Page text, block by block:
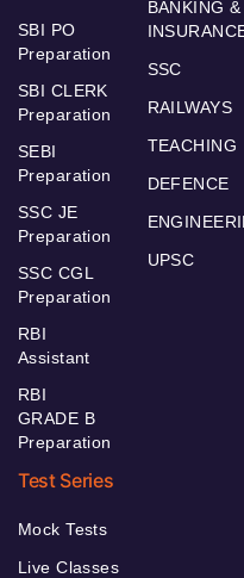
SBI PO
Preparation
SBI CLERK
Preparation
SEBI
Preparation
SSC JE
Preparation
SSC CGL
Preparation
RBI
Assistant
RBI
GRADE B
Preparation
BANKING &
SSC
RAILWAYS
TEACHING
DEFENCE
UPSC
Test Series
Mock Tests
Live Classes